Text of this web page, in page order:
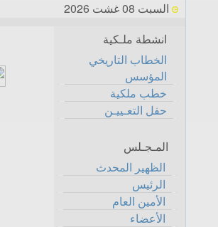
السبت 08 غشت 2026
انشطة ملـكية
الخطاب التاريخي
المؤسس
خطب ملكية
حفل التعـييـن
المـجـلس
الظهير المحدث
الرئيس
الأمين العام
الأعضاء